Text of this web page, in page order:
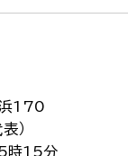
浜170
）
時15分